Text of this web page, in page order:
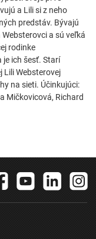
a Lili si z neho
predstáv. Bývajú
a sú veľká
rodinke
je ich šesť. Starí
Lili Websterovej
na sieti. Účinkujúci:
Mičkovicová, Richard